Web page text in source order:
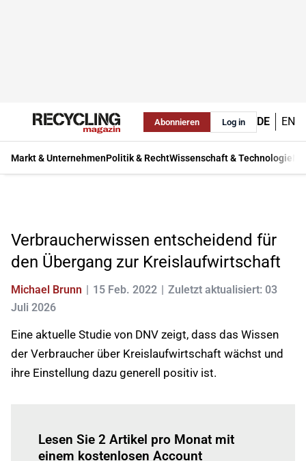
Abonnieren Log in DE EN
Markt & UnternehmenPolitik & RechtWissenschaft & Technologie
Verbraucherwissen entscheidend für
den Übergang zur Kreislaufwirtschaft
Michael Brunn 15 Feb. 2022
Zuletzt aktualisiert: 03
Juli 2026
Eine aktuelle Studie von DNV zeigt, dass das Wissen
der Verbraucher über Kreislaufwirtschaft wächst und
ihre Einstellung dazu generell positiv ist.
Lesen Sie 2 Artikel pro Monat mit
einem kostenlosen Account